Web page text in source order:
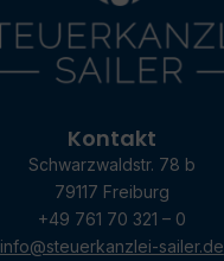
Kontakt
Schwarzwaldstr. 78 b
79117 Freiburg
+49 761 70 321 – 0
info@steuerkanzlei-sailer.de